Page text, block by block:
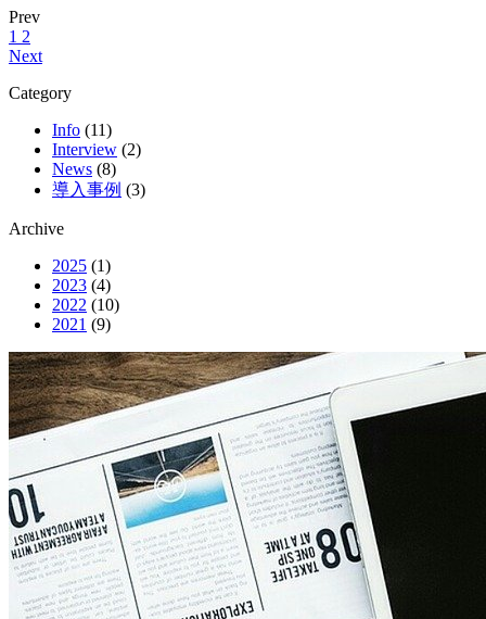
Prev
1 2
Next
Category
Info (11)
Interview (2)
News (8)
導入事例 (3)
Archive
2025 (1)
2023 (4)
2022 (10)
2021 (9)